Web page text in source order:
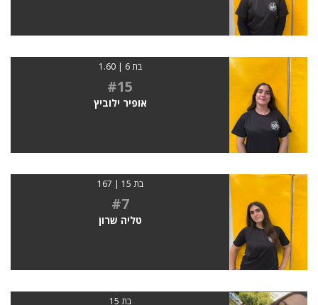
בת 6 | 1.60
#15
אופיר ילוביץ
בת 15 | 167
#7
טליה שרון
בת 15